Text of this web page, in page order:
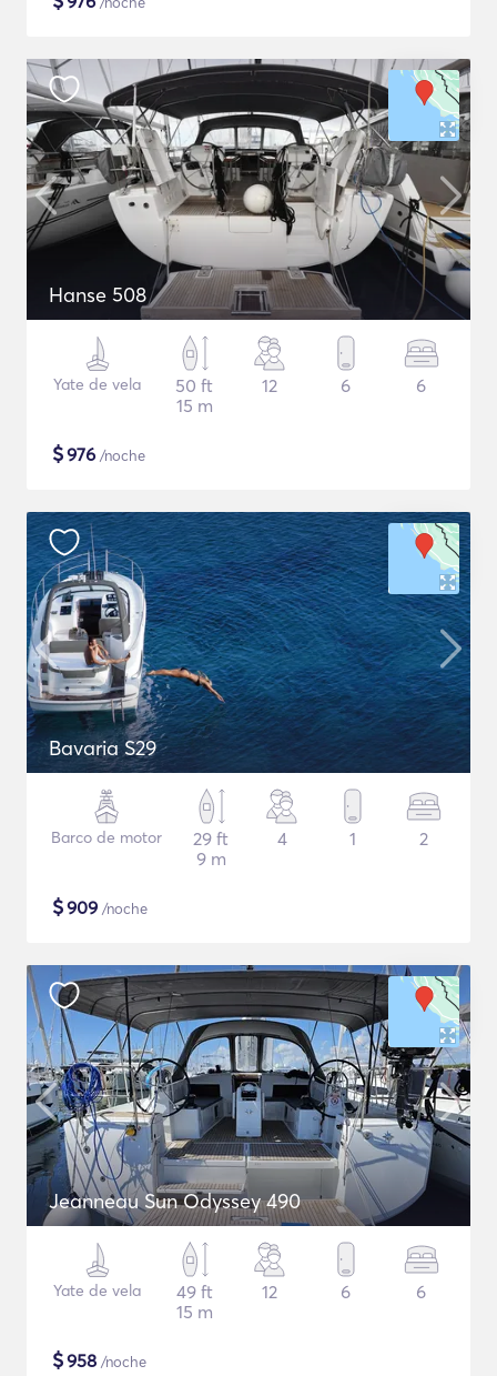
Hanse 508
Yate de vela
50 ft
15 m
12 6 6
$976 /noche
Bavaria S29
Barco de motor
29 ft
9 m
4 1 2
$909 /noche
Jeanneau Sun Odyssey 490
Yate de vela
49 ft
15 m
12 6 6
$958 /noche